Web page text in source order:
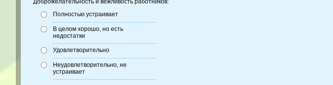
Доброжелательность и вежливость работников:
Полностью устраивает
В целом хорошо, но есть
недостатки
Удовлетворительно
Неудовлетворительно, не
устраивает